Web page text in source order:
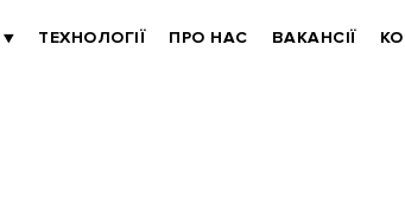
ТЕХНОЛОГІЇ ПРО НАС ВАКАНСІЇ